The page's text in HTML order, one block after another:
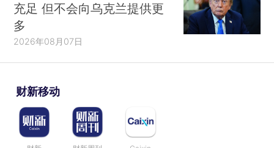
充足 但不会向乌克兰提供更
多
2026年08月07日
财新移动